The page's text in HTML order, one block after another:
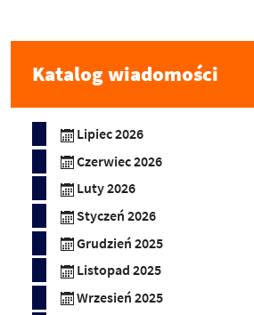
Katalog wiadomości
Lipiec 2026
Czerwiec 2026
Luty 2026
Styczeń 2026
Grudzień 2025
Listopad 2025
Wrzesień 2025